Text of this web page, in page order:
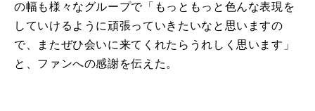
の幅も様々なグループで「もっともっと色んな表現を
していけるように頑張っていきたいなと思いますの
で、またぜひ会いに来てくれたらうれしく思います」
と、ファンへの感謝を伝えた。